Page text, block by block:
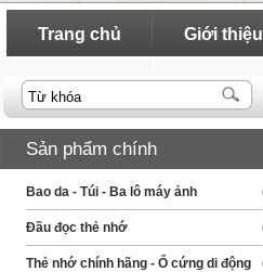
Trang chủ Giới thiệu
Sản phẩm chính
Bao da - Túi - Ba lô máy ảnh
Đầu đọc thẻ nhớ
Thẻ nhớ chính hãng - Ổ cứng di động